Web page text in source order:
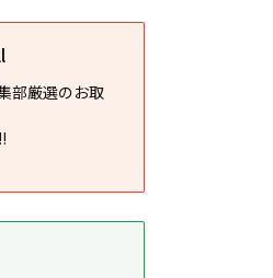
部厳選のお取